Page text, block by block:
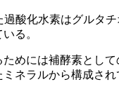
過酸化水素はグルタ
る。
めには補酵素とし
ネラルから構成さ